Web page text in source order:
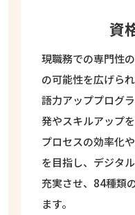
資
現職務での専門性
の可能性を広げら
語力アッププログ
発やスキルアップ
プロセスの効率化
を目指し、デジタ
充実させ、84種類
ます。